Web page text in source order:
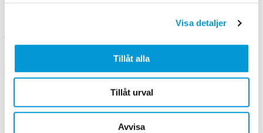
Visa detaljer
Tillåt alla
Tillåt urval
Avvisa
Godkännande av personuppgifter
Observera att detta är en allmän intresseanmälan som inte
syftar till en särskild tidsperiod eller varken garanterar eller
binder dig till en takeover eller ett gästinlägg. Om din